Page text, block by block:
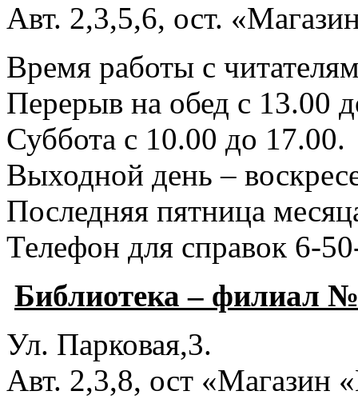
Авт. 2,3,5,6, ост.
Время работы с
Перерыв на обед с 13.00
Суббота с 10.00 до 17.00.
Выходной день –
Последняя пятница
Телефон для справок 6-
Библиотека – филиал
Ул. Парковая,3.
Авт. 2,3,8, ост «Магазин